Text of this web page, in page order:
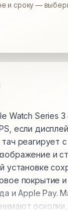
и сроку —
Watch Series 3
если дисплей
реагирует
и
установке
покрытие
и Apple Pay.